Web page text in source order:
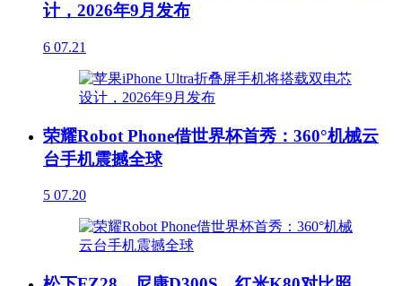
计，2026年9月发布
6 07.21
荣耀Robot Phone借世界杯首秀：360°机械云
台手机震撼全球
5 07.20